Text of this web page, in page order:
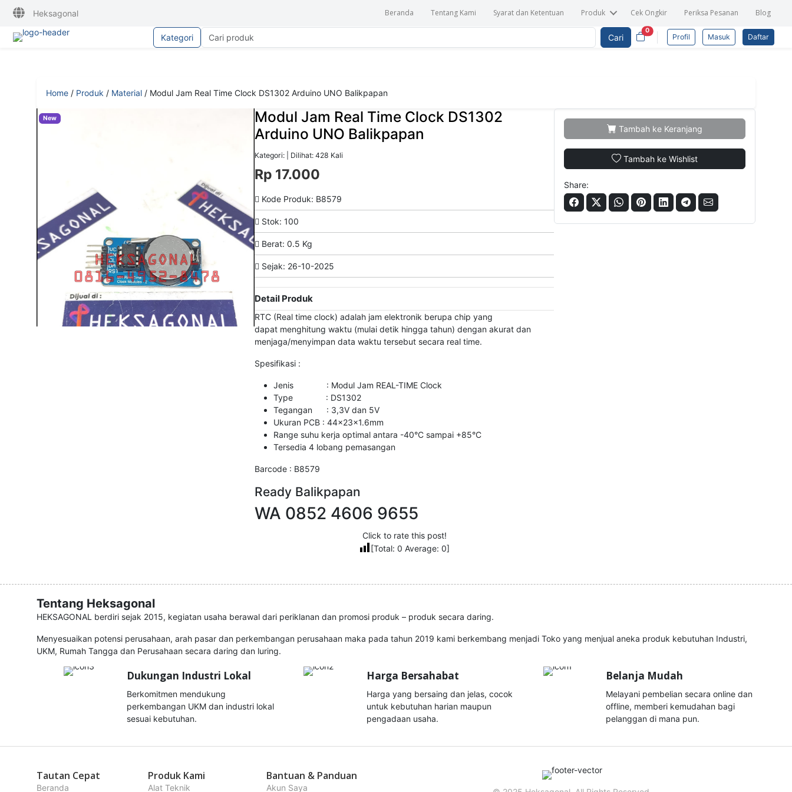
Heksagonal Beranda Tentang Kami Syarat dan Ketentuan Produk Cek Ongkir Periksa Pesanan Blog
Kategori Cari
0
Profil Masuk Daftar
Home / Produk / Material / Modul Jam Real Time Clock DS1302 Arduino UNO Balikpapan
New
Modul Jam Real Time Clock DS1302
Arduino UNO Balikpapan
Kategori: | Dilihat: 428 Kali
Rp 17.000
Kode Produk: B8579
Stok: 100
Berat: 0.5 Kg
Sejak: 26-10-2025
Detail Produk
RTC (Real time clock) adalah jam elektronik berupa chip yang
dapat menghitung waktu (mulai detik hingga tahun) dengan akurat dan
menjaga/menyimpan data waktu tersebut secara real time.
Spesifikasi :
Jenis : Modul Jam REAL-TIME Clock
Type : DS1302
Tegangan : 3,3V dan 5V
Ukuran PCB : 44x23x1.6mm
Range suhu kerja optimal antara -40°C sampai +85°C
Tersedia 4 lobang pemasangan
Barcode : B8579
Ready Balikpapan
WA 0852 4606 9655
Click to rate this post!
[Total:0 Average:0]
Tambah ke Keranjang
Tambah ke Wishlist
Share:
Tentang Heksagonal
HEKSAGONAL berdiri sejak 2015, kegiatan usaha berawal dari periklanan dan promosi produk – produk secara daring.
Menyesuaikan potensi perusahaan, arah pasar dan perkembangan perusahaan maka pada tahun 2019 kami berkembang menjadi Toko yang menjual aneka produk kebutuhan Industri,
UKM, Rumah Tangga dan Perusahaan secara daring dan luring.
Dukungan Industri Lokal
Berkomitmen mendukung
perkembangan UKM dan industri lokal
sesuai kebutuhan.
Harga Bersahabat
Harga yang bersaing dan jelas, cocok
untuk kebutuhan harian maupun
pengadaan usaha.
Belanja Mudah
Melayani pembelian secara online dan
offline, memberi kemudahan bagi
pelanggan di mana pun.
Tautan Cepat
Beranda
Produk Kami
Alat Teknik
Bantuan & Panduan
Akun Saya